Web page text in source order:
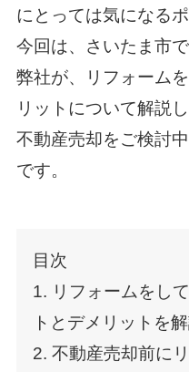
にとっては気になる
今回は、さいたま市
弊社が、リフォーム
リットについて解説し
不動産売却をご検討
です。
目次
1. リフォームをし
トとデメリットを
2. 不動産売却前に